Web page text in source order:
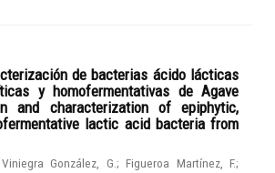
de bacterias ácido lácticas
y homofermentativas de Agave
and characterization of epiphytic,
lactic acid bacteria from
Viniegra González, G. ;Figueroa Martínez, F.;